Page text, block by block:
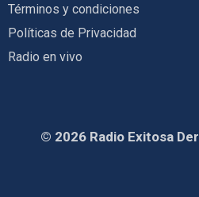
Términos y condiciones
Políticas de Privacidad
Radio en vivo
© 2026 Radio Exitosa